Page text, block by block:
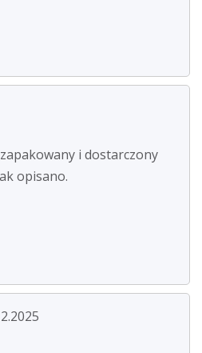
i dostarczony
opisano.